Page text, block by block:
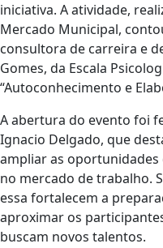
iniciativa. A atividade,
Mercado Municipal,
consultora de carreira e
Gomes, da Escala
“Autoconhecimento e
A abertura do evento foi
Ignacio Delgado, que
ampliar as
no mercado de trabalho.
essa fortalecem a
aproximar os
buscam novos talentos.